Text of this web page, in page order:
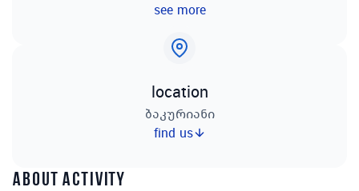
see more
location
ბაკურიანი
find us
about activity